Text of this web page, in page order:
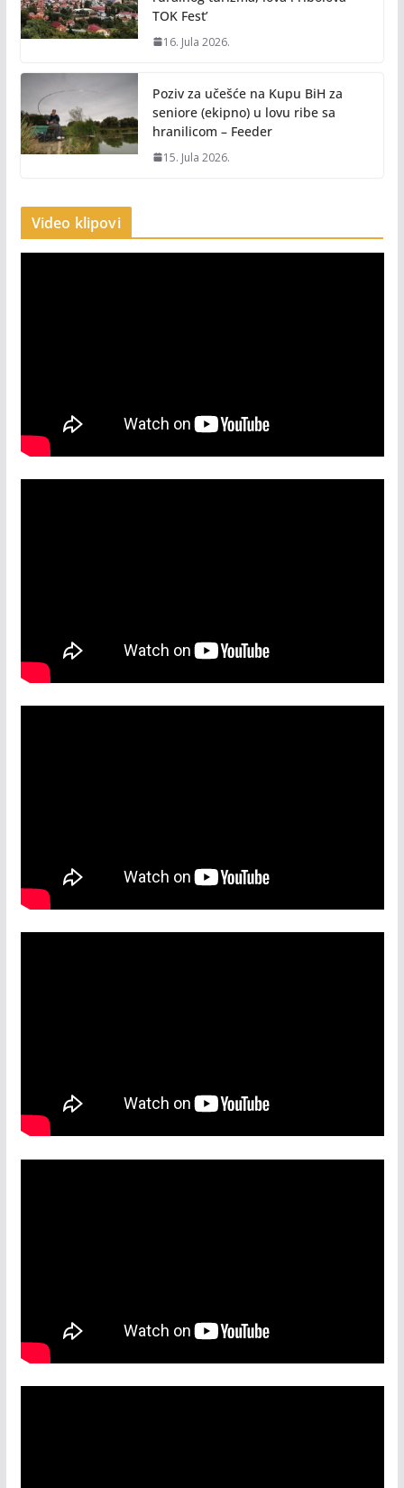
TOK Fest’
16. Jula 2026.
Poziv za učešće na Kupu BiH za
seniore (ekipno) u lovu ribe sa
hranilicom – Feeder
15. Jula 2026.
Video klipovi